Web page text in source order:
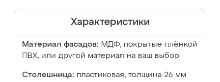
Характеристики
Материал фасадов: МДФ, покрытые плёнкой
ПВХ, или другой материал на ваш выбор
Столешница: пластиковая, толщина 26 мм